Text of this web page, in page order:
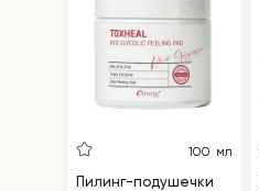
100 мл
Пилинг-подушечки